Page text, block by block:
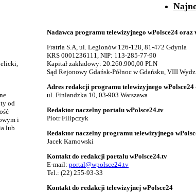
od
i
lub
Nadawca programu telewizyjnego wPolsce24
Fratria S.A, ul. Legionów 126-128, 81-472 Gdynia
KRS 0001236111, NIP: 113-285-77-90
Kapitał zakładowy: 20.260.900,00 PLN
Sąd Rejonowy Gdańsk-Północ w Gdańsku, VIII
Adres redakcji programu telewizyjnego
ul. Finlandzka 10, 03-903 Warszawa
Redaktor naczelny portalu wPolsce24.tv
Piotr Filipczyk
Redaktor naczelny programu telewizyjnego
Jacek Karnowski
Kontakt do redakcji portalu wPolsce24.tv
E-mail: portal@wpolsce24.tv
Tel.: (22) 255-93-33
Kontakt do redakcji telewizyjnej wPolsce24